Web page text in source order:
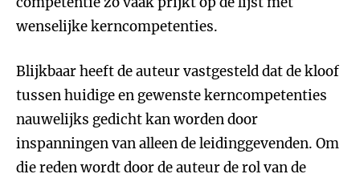
wenselijke kerncompetenties.
Blijkbaar heeft de auteur vastgesteld dat de kloof
tussen huidige en gewenste kerncompetenties
nauwelijks gedicht kan worden door
inspanningen van alleen de leidinggevenden. Om
die reden wordt door de auteur de rol van de